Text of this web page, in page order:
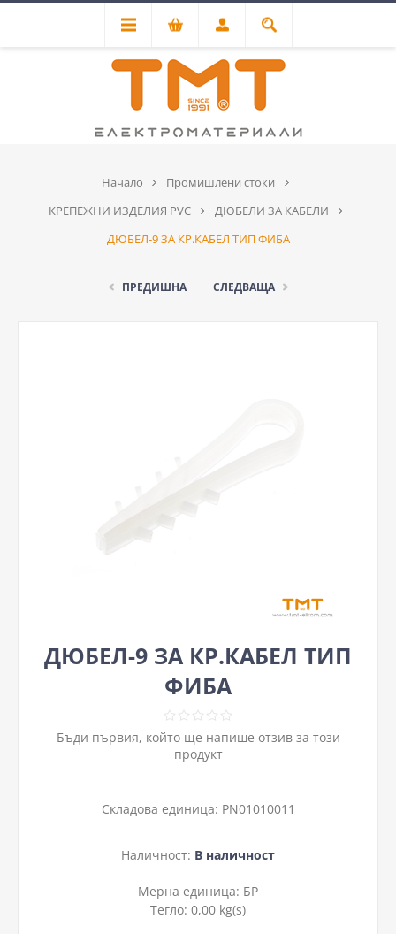
Начало
Промишлени стоки
КРЕПЕЖНИ ИЗДЕЛИЯ PVC
ДЮБЕЛИ ЗА КАБЕЛИ
ДЮБЕЛ-9 ЗА КР.КАБЕЛ ТИП ФИБА
ПРЕДИШНА СЛЕДВАЩА
ДЮБЕЛ-9 ЗА КР.КАБЕЛ ТИП
ФИБА
Бъди първия, който ще напише отзив за този
продукт
Складова единица: PN01010011
Наличност: В наличност
Мерна единица: БР
Тегло: 0,00 kg(s)